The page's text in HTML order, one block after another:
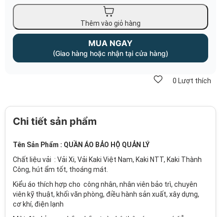
Thêm vào giỏ hàng
MUA NGAY
(Giao hàng hoặc nhận tại cửa hàng)
0 Lượt thích
Chi tiết sản phẩm
Tên Sản Phẩm : QUẦN ÁO BẢO HỘ QUẢN LÝ
Chất liệu vải : Vải Xi, Vải Kaki Việt Nam, Kaki NTT, Kaki Thành
Công, hút ẩm tốt, thoáng mát.
Kiểu áo thích hợp cho công nhân, nhân viên bảo trì, chuyên
viên kỹ thuật, khối văn phòng, điều hành sản xuất, xây dựng,
cơ khí, điện lạnh